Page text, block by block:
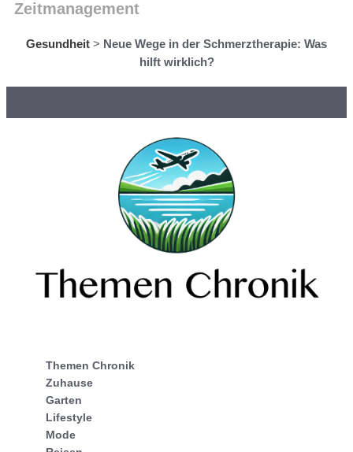
Zeitmanagement
Gesundheit > Neue Wege in der Schmerztherapie: Was
hilft wirklich?
Themen Chronik
Zuhause
Garten
Lifestyle
Mode